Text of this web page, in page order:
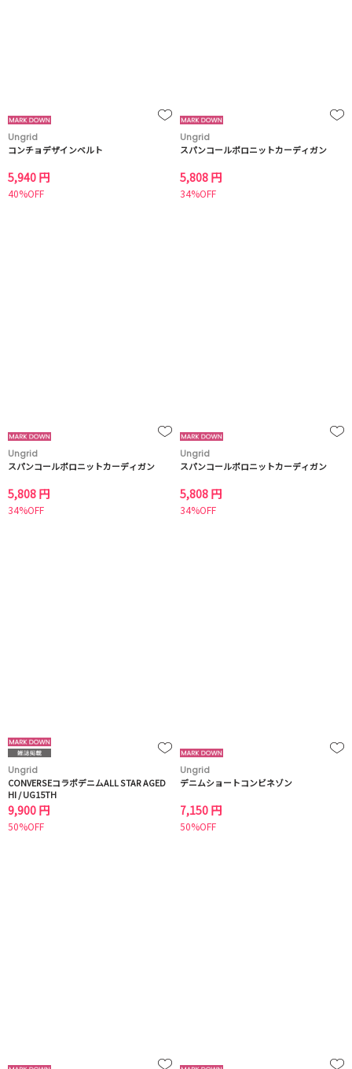
Ungrid
コンチョデザインベルト
5,940 円
40%OFF
Ungrid
スパンコールポロニットカーディガン
5,808 円
34%OFF
Ungrid
スパンコールポロニットカーディガン
5,808 円
34%OFF
Ungrid
スパンコールポロニットカーディガン
5,808 円
34%OFF
Ungrid
CONVERSEコラボデニムALL STAR AGED
HI / UG15TH
9,900 円
50%OFF
Ungrid
デニムショートコンビネゾン
7,150 円
50%OFF